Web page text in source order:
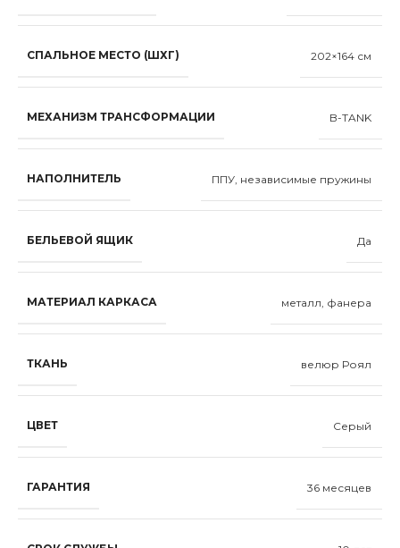
СПАЛЬНОЕ МЕСТО (ШХГ) 202×164 см
МЕХАНИЗМ ТРАНСФОРМАЦИИ B-TANK
НАПОЛНИТЕЛЬ ППУ, независимые пружины
БЕЛЬЕВОЙ ЯЩИК Да
МАТЕРИАЛ КАРКАСА металл, фанера
ТКАНЬ велюр Роял
ЦВЕТ Серый
ГАРАНТИЯ 36 месяцев